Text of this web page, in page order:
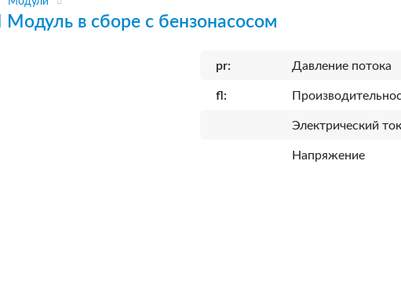
Модуль в сборе с бензонасосом
pr: Давление потока
fl:
Электрический
Напряжение